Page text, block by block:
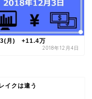
月) +11.4万
2018年12月4日
イクは違う